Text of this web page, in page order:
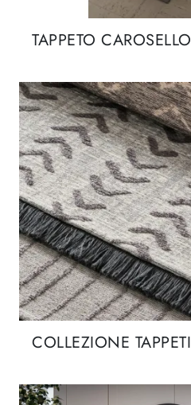
TAPPETO CAROSELLO
COLLEZIONE TAPPETI